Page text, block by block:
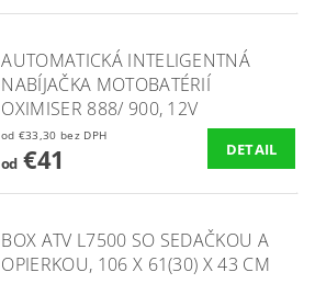
AUTOMATICKÁ INTELIGENTNÁ
NABÍJAČKA MOTOBATÉRIÍ
OXIMISER 888/ 900, 12V
od €33,30 bez DPH
od€41 DETAIL
BOX ATV L7500 SO SEDAČKOU A
OPIERKOU, 106 X 61(30) X 43 CM